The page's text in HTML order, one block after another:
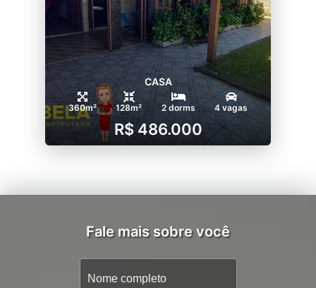
CASA
360m² 128m² 2 dorms 4 vagas
R$ 486.000
Fale mais sobre você